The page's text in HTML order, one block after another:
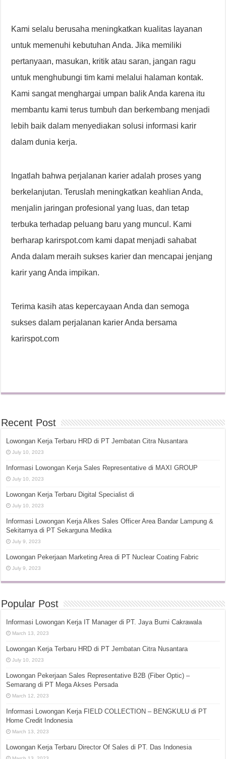
Kami selalu berusaha meningkatkan kualitas layanan
untuk memenuhi kebutuhan Anda. Jika memiliki
pertanyaan, masukan, kritik atau saran, jangan ragu
untuk menghubungi tim kami melalui halaman kontak.
Kami sangat menghargai umpan balik Anda karena itu
membantu kami terus tumbuh dan berkembang menjadi
lebih baik dalam menyediakan solusi informasi karir
dalam dunia kerja.
Ingatlah bahwa perjalanan karier adalah proses yang
berkelanjutan. Teruslah meningkatkan keahlian Anda,
menjalin jaringan profesional yang luas, dan tetap
terbuka terhadap peluang baru yang muncul. Kami
berharap karirspot.com kami dapat menjadi sahabat
Anda dalam meraih sukses karier dan mencapai jenjang
karir yang Anda impikan.
Terima kasih atas kepercayaan Anda dan semoga
sukses dalam perjalanan karier Anda bersama
karirspot.com
Recent Post
Lowongan Kerja Terbaru HRD di PT Jembatan Citra Nusantara
July 10, 2023
Informasi Lowongan Kerja Sales Representative di MAXI GROUP
July 10, 2023
Lowongan Kerja Terbaru Digital Specialist di
July 10, 2023
Informasi Lowongan Kerja Alkes Sales Officer Area Bandar Lampung &
Sekitarnya di PT Sekarguna Medika
July 9, 2023
Lowongan Pekerjaan Marketing Area di PT Nuclear Coating Fabric
July 9, 2023
Popular Post
Informasi Lowongan Kerja IT Manager di PT. Jaya Bumi Cakrawala
March 13, 2023
Lowongan Kerja Terbaru HRD di PT Jembatan Citra Nusantara
July 10, 2023
Lowongan Pekerjaan Sales Representative B2B (Fiber Optic) –
Semarang di PT Mega Akses Persada
March 12, 2023
Informasi Lowongan Kerja FIELD COLLECTION – BENGKULU di PT
Home Credit Indonesia
March 13, 2023
Lowongan Kerja Terbaru Director Of Sales di PT. Das Indonesia